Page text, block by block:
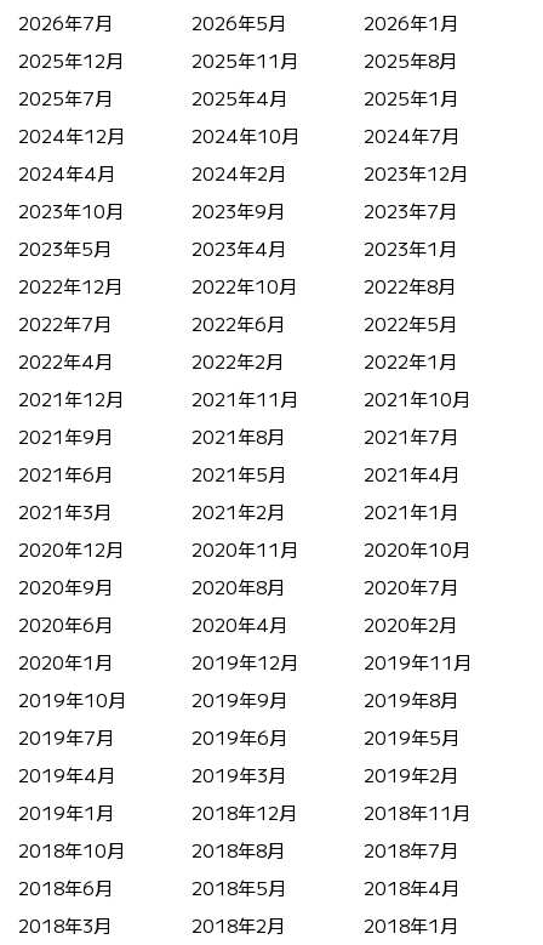
き
ま
ン
ド
き
ま
2026年7月 2026年5月
2026年1月
2025年12月
2025年11月
2025年8月
2025年7月
2025年4月
2025年1月
2024年12月
2024年10月
2024年7月
2024年4月
2024年2月
2023年12月
2023年10月
2023年9月
2023年7月
2023年5月
2023年4月
2023年1月
2022年12月
2022年10月
2022年8月
2022年7月
2022年6月
2022年5月
2022年4月
2022年2月
2022年1月
2021年12月
2021年11月
2021年10月
2021年9月
2021年8月
2021年7月
2021年6月
2021年5月
2021年4月
2021年3月
2021年2月
2021年1月
2020年12月
2020年11月
2020年10月
2020年9月
2020年8月
2020年7月
2020年6月
2020年4月
2020年2月
2020年1月
2019年12月
2019年11月
2019年10月
2019年9月
2019年8月
2019年7月
2019年6月
2019年5月
2019年4月
2019年3月
2019年2月
2019年1月
2018年12月
2018年11月
2018年10月
2018年8月
2018年7月
2018年6月
2018年5月
2018年4月
2018年3月
2018年2月
2018年1月